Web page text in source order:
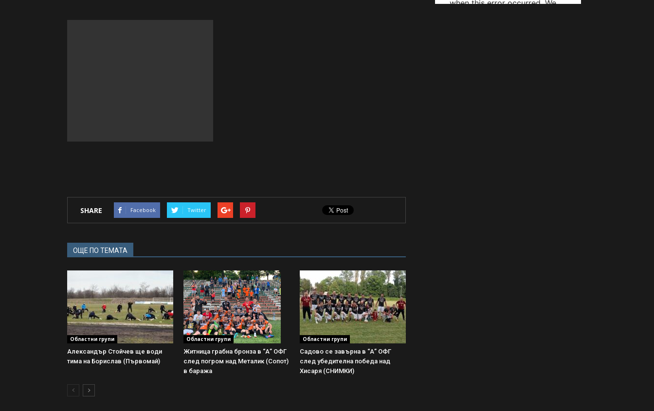
SHARE Facebook Twitter
ОЩЕ ПО ТЕМАТА
Областни групи
Александър Стойчев ще води
тима на Борислав (Първомай)
Областни групи
Житница грабна бронза в “А” ОФГ
след погром над Металик (Сопот)
в баража
Областни групи
Садово се завърна в “А” ОФГ
след убедителна победа над
Хисаря (СНИМКИ)